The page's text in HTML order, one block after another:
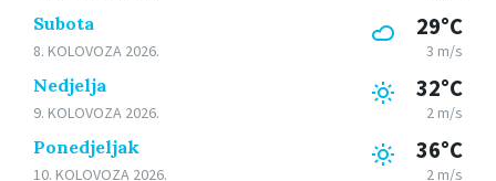
Subota
8. KOLOVOZA 2026.
29°C
3 m/s
Nedjelja
9. KOLOVOZA 2026.
32°C
2 m/s
Ponedjeljak
10. KOLOVOZA 2026.
36°C
2 m/s